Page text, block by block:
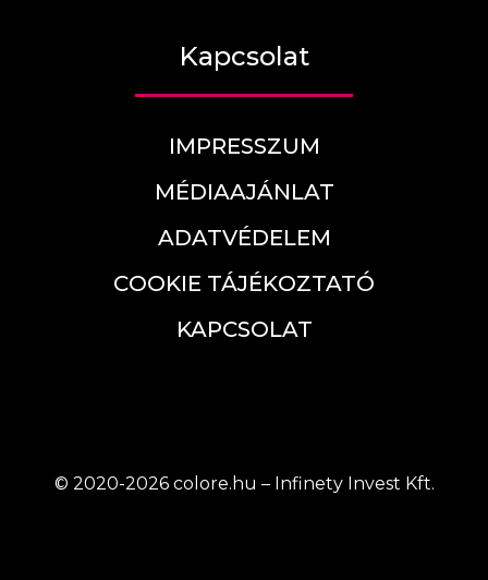
Kapcsolat
IMPRESSZUM
MÉDIAAJÁNLAT
ADATVÉDELEM
COOKIE TÁJÉKOZTATÓ
KAPCSOLAT
© 2020-2026 colore.hu – Infinety Invest Kft.